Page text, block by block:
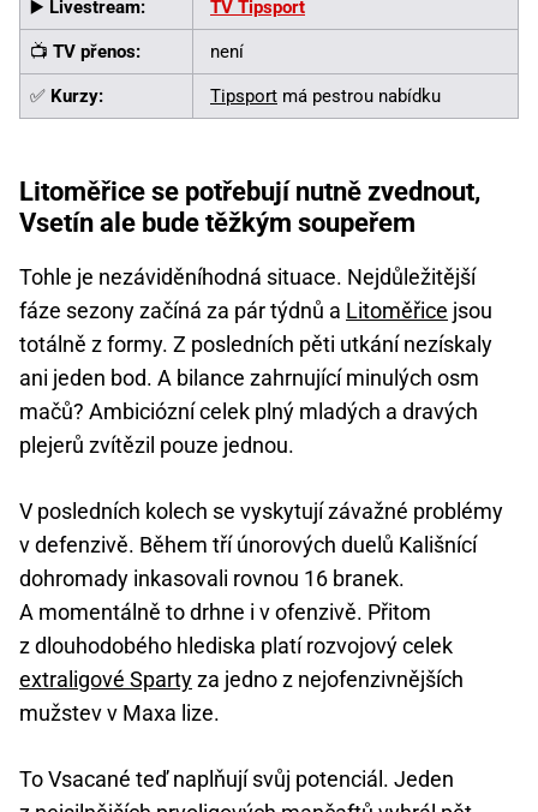
▶️ Livestream: TV Tipsport
📺 TV přenos: není
✅ Kurzy: Tipsport má pestrou nabídku
Litoměřice se potřebují nutně zvednout,
Vsetín ale bude těžkým soupeřem
Tohle je nezáviděníhodná situace. Nejdůležitější
fáze sezony začíná za pár týdnů a Litoměřice jsou
totálně z formy. Z posledních pěti utkání nezískaly
ani jeden bod. A bilance zahrnující minulých osm
mačů? Ambiciózní celek plný mladých a dravých
plejerů zvítězil pouze jednou.
V posledních kolech se vyskytují závažné problémy
v defenzivě. Během tří únorových duelů Kališnící
dohromady inkasovali rovnou 16 branek.
A momentálně to drhne i v ofenzivě. Přitom
z dlouhodobého hlediska platí rozvojový celek
extraligové Spartyza jedno z nejofenzivnějších
mužstev v Maxa lize.
To Vsacané teď naplňují svůj potenciál. Jeden